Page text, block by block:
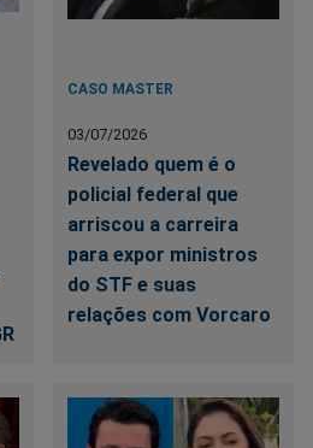
CASO MASTER
03/07/2026
Revelado quem é o
policial federal que
arriscou a carreira
para expor ministros
do STF e suas
relações com Vorcaro